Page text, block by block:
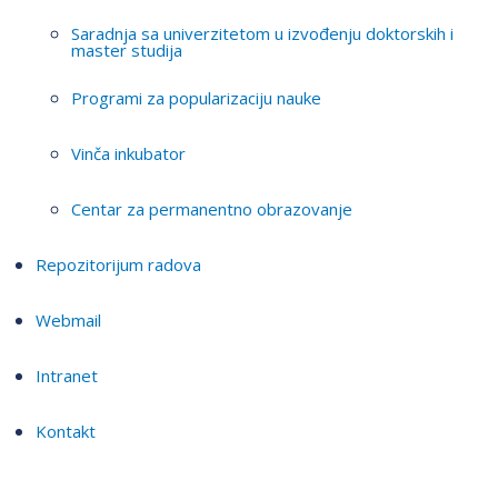
Saradnja sa univerzitetom u izvođenju doktorskih i
master studija
Programi za popularizaciju nauke
Vinča inkubator
Centar za permanentno obrazovanje
Repozitorijum radova
Webmail
Intranet
Kontakt